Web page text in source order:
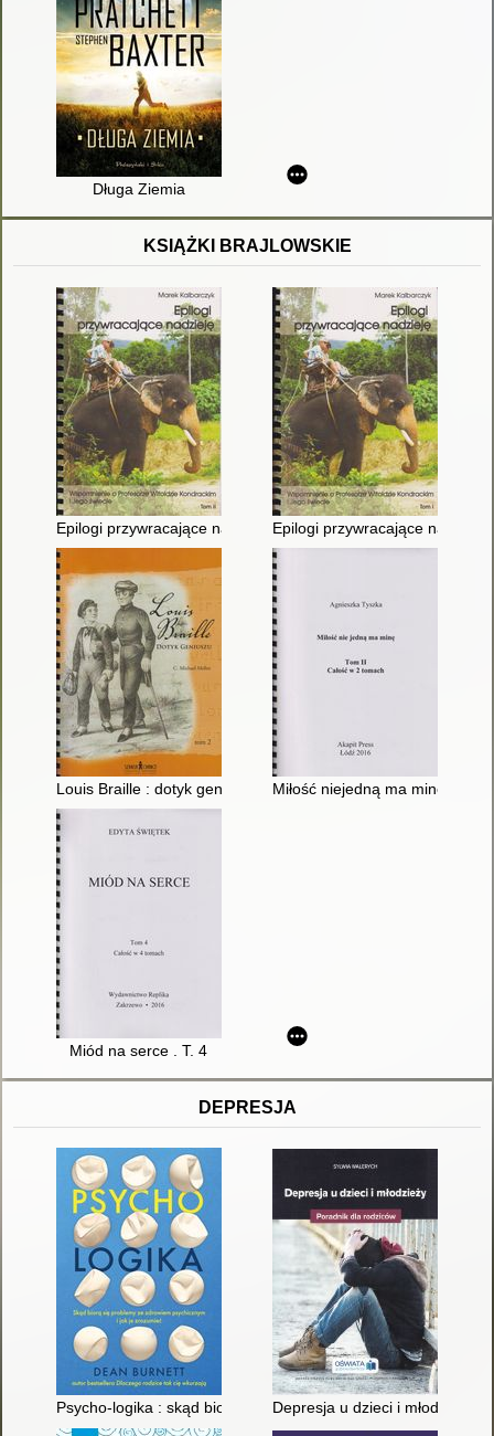
Długa Ziemia
KSIĄŻKI BRAJLOWSKIE
Epilogi przywracające nadzieję : wspomnienie o profesorze
Epilogi przywracające
Louis Braille : dotyk geniuszu. T. 2Miłość niejedną ma minę. T. 2
Miód na serce . T. 4
DEPRESJA
Psycho-logika : skąd biorą się problemy ze zdrowiem
Depresja u dzieci i młodzieży :